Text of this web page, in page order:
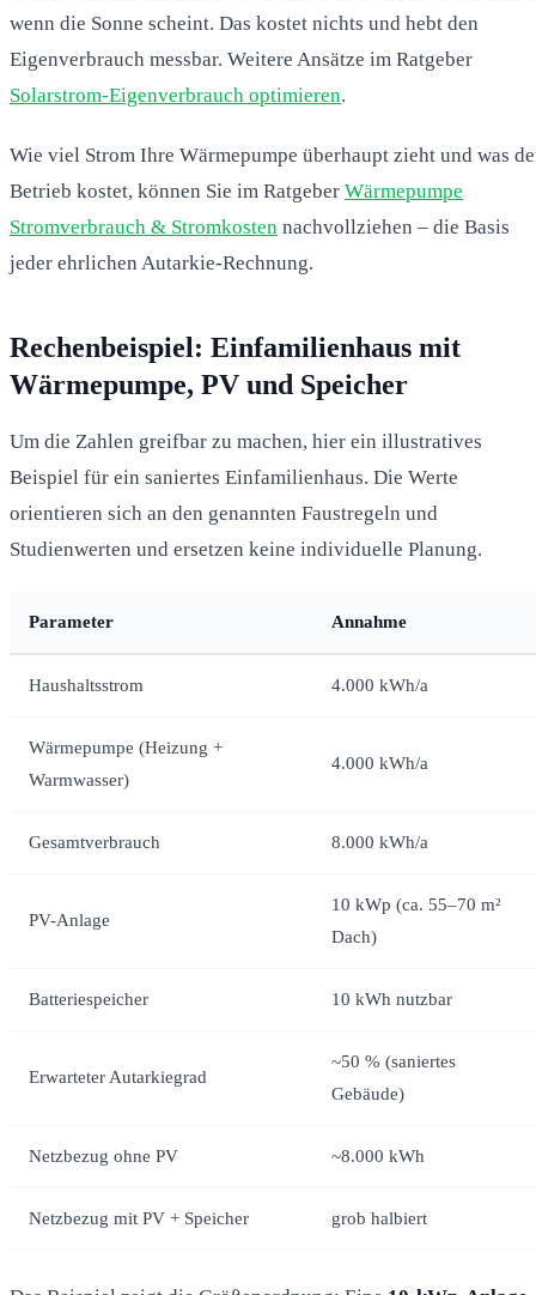
wenn die Sonne scheint. Das kostet nichts und hebt den
Eigenverbrauch messbar. Weitere Ansätze im Ratgeber
Solarstrom-Eigenverbrauch optimieren.
Wie viel Strom Ihre Wärmepumpe überhaupt zieht und was
Betrieb kostet, können Sie im Ratgeber Wärmepumpe
Stromverbrauch & Stromkosten nachvollziehen – die Basis
jeder ehrlichen Autarkie-Rechnung.
Rechenbeispiel: Einfamilienhaus mit
Wärmepumpe, PV und Speicher
Um die Zahlen greifbar zu machen, hier ein illustratives
Beispiel für ein saniertes Einfamilienhaus. Die Werte
orientieren sich an den genannten Faustregeln und
Studienwerten und ersetzen keine individuelle Planung.
Parameter Annahme
Haushaltsstrom 4.000 kWh/a
Wärmepumpe (Heizung +
Warmwasser)
4.000 kWh/a
Gesamtverbrauch 8.000 kWh/a
PV-Anlage
10 kWp (ca. 55–70 m²
Dach)
Batteriespeicher 10 kWh nutzbar
Erwarteter Autarkiegrad
~50 % (saniertes
Gebäude)
Netzbezug ohne PV ~8.000 kWh
Netzbezug mit PV + Speicher grob halbiert